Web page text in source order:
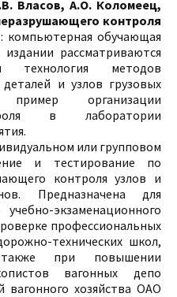
Власов, А.О. Коломеец,
контроля
: компьютерная обучающая
рассматриваются
методов
и узлов грузовых
организации
в лаборатории
или групповом
и тестирование по
контроля узлов и
Предназначена для
экзаменационного
профессиональных
технических школ,
при повышении
вагонных депо
вагонного хозяйства ОАО